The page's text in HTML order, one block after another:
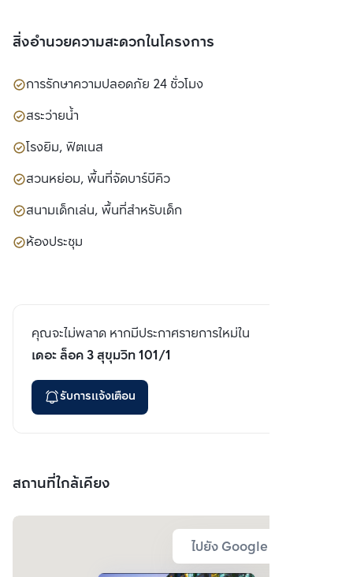
สิ่งอำนวยความสะดวกในโครงการ
การรักษาความปลอดภัย 24 ชั่วโมง
สระว่ายน้ำ
โรงยิม, ฟิตเนส
สวนหย่อม, พื้นที่จัดบาร์บีคิว
สนามเด็กเล่น, พื้นที่สำหรับเด็ก
ห้องประชุม
คุณจะไม่พลาด หากมีประกาศรายการใหม่ใน
เดอะ ล็อค 3 สุขุมวิท 101/1
รับการแจ้งเตือน
สถานที่ใกล้เคียง
ไปยัง Google Map